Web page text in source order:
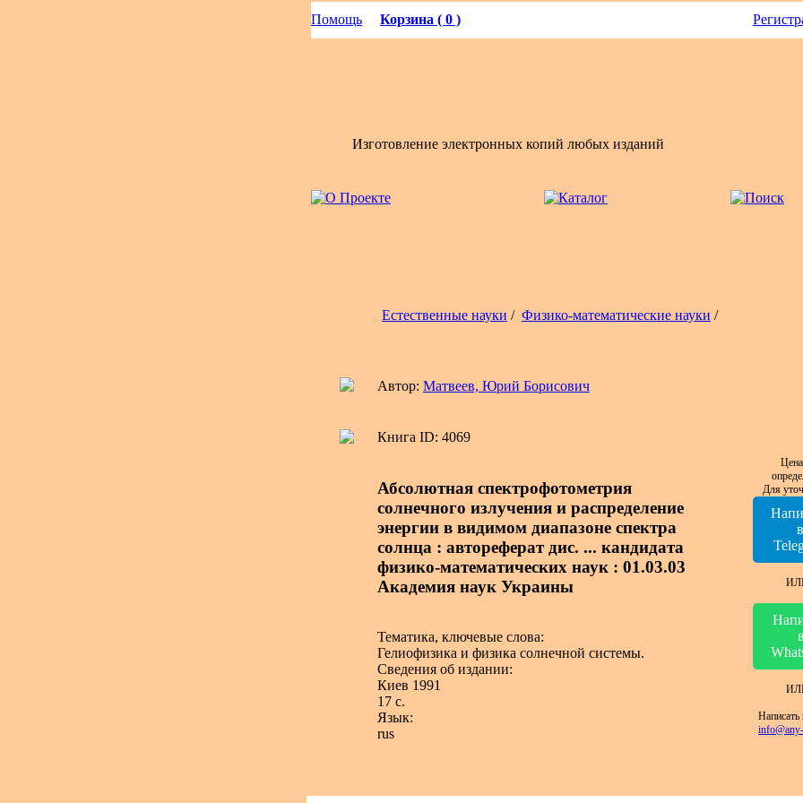
Помощь Корзина ( 0 )
Изготовление электронных копий любых изданий
Естественные науки / Физико-математические науки /
Автор: Матвеев, Юрий Борисович
Книга ID: 4069
Абсолютная спектрофотометрия
солнечного излучения и распределение
энергии в видимом диапазоне спектра
солнца : автореферат дис. ... кандидата
физико-математических наук : 01.03.03
Академия наук Украины
Тематика, ключевые слова:
Гелиофизика и физика солнечной системы.
Сведения об издании:
Киев 1991
17 с.
Язык:
rus
Для
в
в
Написать